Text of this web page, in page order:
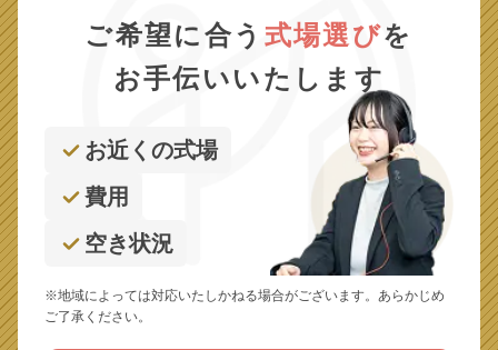
ご希望に合う 式場選びを
お手伝いいたします
お近くの式場
費用
空き状況
※地域によっては対応いたしかねる場合がございます。あらかじめ
ご了承ください。